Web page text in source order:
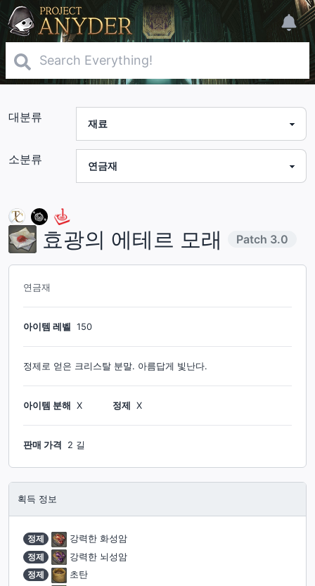
대분류
소분류
효광의 에테르 모래 Patch 3.0
연금재
아이템 레벨 150
정제로 얻은 크리스탈 분말. 아름답게 빛난다.
아이템 분해 X 정제 X
판매 가격 2 길
획득 정보
정제
강력한 화성암
정제
강력한 뇌성암
정제
초탄